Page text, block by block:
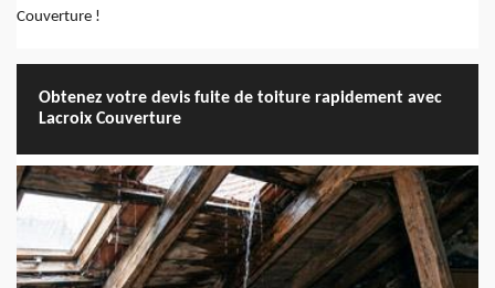
Couverture !
Obtenez votre devis fuite de toiture rapidement avec
Lacroix Couverture